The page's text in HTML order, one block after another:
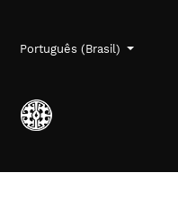
Idioma
Português (Brasil)
Menu de